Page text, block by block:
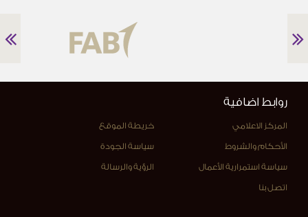
روابط اضافية
المركز الاعلامي خريطة الموقع
الأحكام والشروط سياسة الجودة
سياسة استمرارية الأعمال الرؤية والرسالة
اتصل بنا